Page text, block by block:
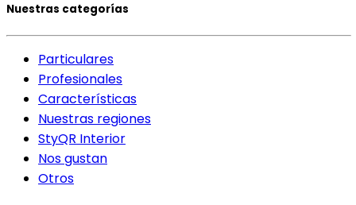
Nuestras categorías
Particulares
Profesionales
Características
Nuestras regiones
StyQR Interior
Nos gustan
Otros